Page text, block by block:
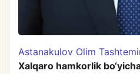
Astanakulov Olim
Xalqaro hamkorlik